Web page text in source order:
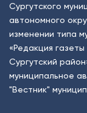
Сургутского
автономного
изменении типа
«Редакция
Сургутский
муниципальное
"Вестник"